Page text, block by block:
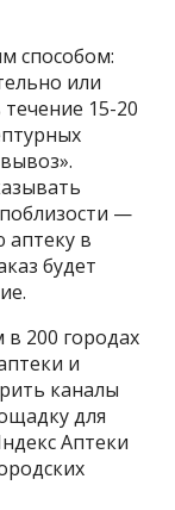
способом:
или
15-20
—
аптеку в
будет
200 городах
и
каналы
для
Аптеки